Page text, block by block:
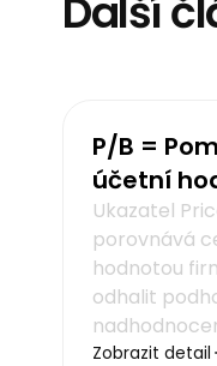
Další
P/B =
účetní
Ukazatel
porovnává
hodnotou
odhalit
Zobrazit detail